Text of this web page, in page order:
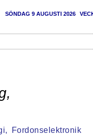
SÖNDAG 9 AUGUSTI 2026
,
Fordonselektronik